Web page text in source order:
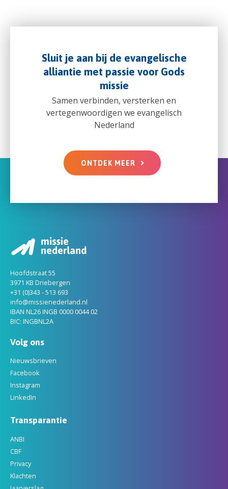
Sluit je aan bij de evangelische
alliantie met passie voor Gods
missie
Samen verbinden, versterken en
vertegenwoordigen we evangelisch
Nederland
ONTDEK MEER
Hoofdstraat 55
3971 KB Driebergen
+31 (0)343 - 513 693
info@missienederland.nl
IBAN NL26 INGB 0000 0044 02
BIC: INGBNL2A
Volg ons
Nieuwsbrieven
Facebook
Instagram
LinkedIn
Transparantie
ANBI
CBF
Privacy
Klachten